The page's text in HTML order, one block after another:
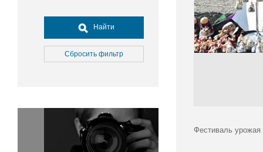
Досуг, туризм и отдых
Культура
Медицина
Окружающая среда
Политика
Правосудие
Найти
Сбросить фильтр
Фестиваль урожая